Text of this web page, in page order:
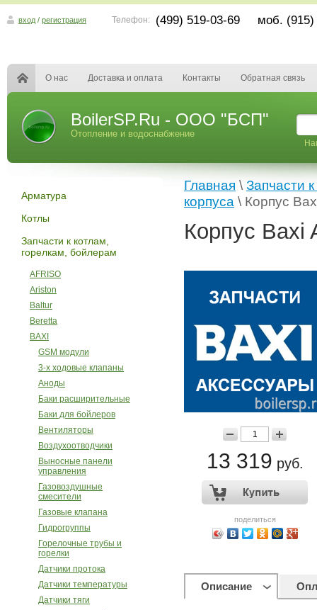
вход / регистрация Телефон: (499) 519-03-69 моб. (915)
О нас Доставка и оплата Контакты Обратная связь
BoilerSP.Ru - ООО "БСП"
Отопление и водоснабжение
Арматура
Котлы
Запчасти к котлам,
горелкам, бойлерам
AFRISO
Ariston
Baltur
Beretta
BAXI
GSM модули
3-х ходовые клапаны
Аноды
Баки расширительные
Баки для бойлеров
Вентиляторы
Воздухоотводчики
Выносные панели
управления
Газовоздушные
смесители
Газовые клапана
Гидрогруппы
Горелочные трубы и
горелки
Датчики протока
Датчики температуры
Датчики тяги
Главная \ Запчасти
корпуса \ Корпус
Корпус Baxi
13 319 руб.
поделиться
Описание